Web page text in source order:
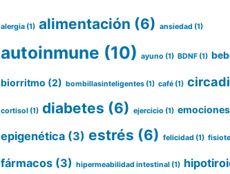
alergia (1) alimentación (6) ansiedad (1)
autoinmune (10) ayuno (1) BDNF (1)
biorritmo (2) bombillasinteligentes (1) café (1)
cortisol (1) diabetes (6) ejercicio (1) emociones
epigenética (3) estrés (6) felicidad (1)
fármacos (3) hipermeabilidad intestinal (1)